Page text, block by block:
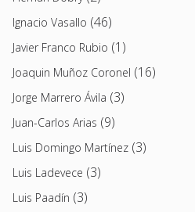
Ignacio Vasallo (46)
Javier Franco Rubio (1)
Joaquin Muñoz Coronel (16)
Jorge Marrero Ávila (3)
Juan-Carlos Arias (9)
Luis Domingo Martínez (3)
Luis Ladevece (3)
Luis Paadín (3)